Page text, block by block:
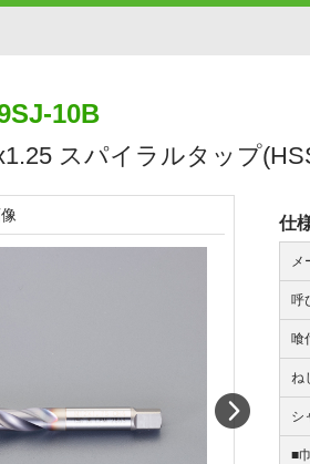
10B
スパイラルタップ
仕
メ
呼
喰
ね
シ
■巾